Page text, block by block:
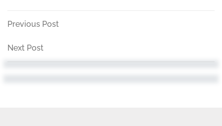
Nawigacja
wpisu
Previous
Previous Post
Next
Post
Next Post